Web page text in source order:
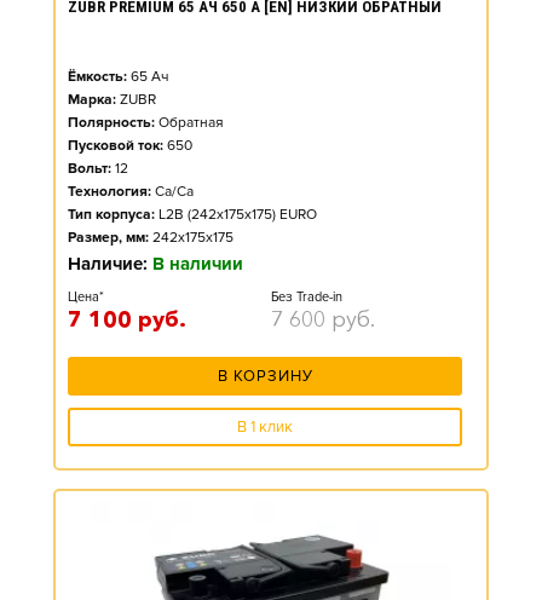
ZUBR PREMIUM 65 АЧ 650 А [EN] НИЗКИЙ ОБРАТНЫЙ
Ёмкость: 65 Ач
Марка: ZUBR
Полярность: Обратная
Пусковой ток: 650
Вольт: 12
Технология: Ca/Ca
Тип корпуса: L2B (242x175x175) EURO
Размер, мм: 242x175x175
Наличие: В наличии
Цена*
7 100 руб.
Без Trade-in
7 600 руб.
В КОРЗИНУ
В 1 клик